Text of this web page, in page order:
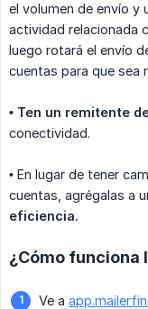
el volumen de envío y
actividad relacionada
luego rotará el envío
cuentas para que sea
• Ten un remitente
conectividad.
• En lugar de tener
cuentas, agrégalas a
eficiencia.
¿Cómo funciona
Ve a